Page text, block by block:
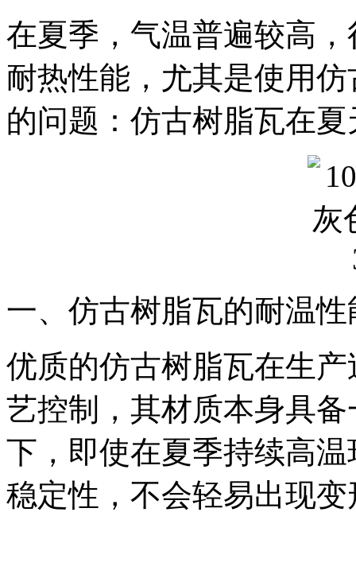
在夏季，气温普遍较高
耐热性能，尤其是使用
的问题：仿古树脂瓦在
一、仿古树脂瓦的耐温性
优质的仿古树脂瓦在生
艺控制，其材质本身具
下，即使在夏季持续高
稳定性，不会轻易出现